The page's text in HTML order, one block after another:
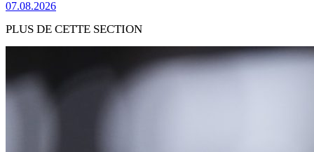
07.08.2026
PLUS DE CETTE SECTION